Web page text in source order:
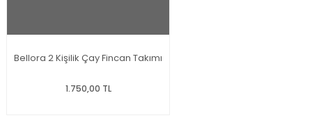
Bellora 2 Kişilik Çay Fincan Takımı
1.750,00 TL